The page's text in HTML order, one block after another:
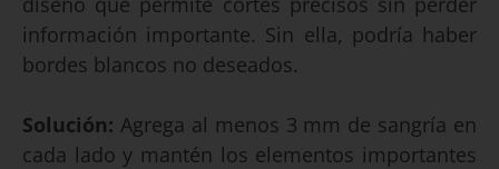
información importante. Sin ella, podría haber
bordes blancos no deseados.
Solución: Agrega al menos 3 mm de sangría en
cada lado y mantén los elementos importantes